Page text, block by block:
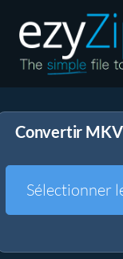
Décompresser
Autres outils
Convertir MKV
Sélectionner